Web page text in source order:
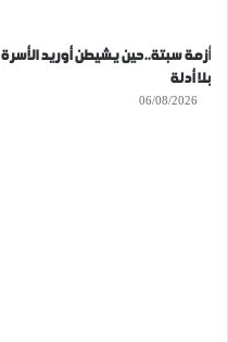
أزمة سبتة..حين يشيطن أوريد الأسرة
بلا أدلة
06/08/2026